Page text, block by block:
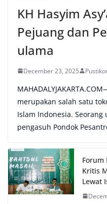
KH Hasyim
Pejuang dan
ulama
December 23, 2025
merupakan salah satu
Islam Indonesia. Seorang
pengasuh Pondok
Forum
Kritis
Lewat